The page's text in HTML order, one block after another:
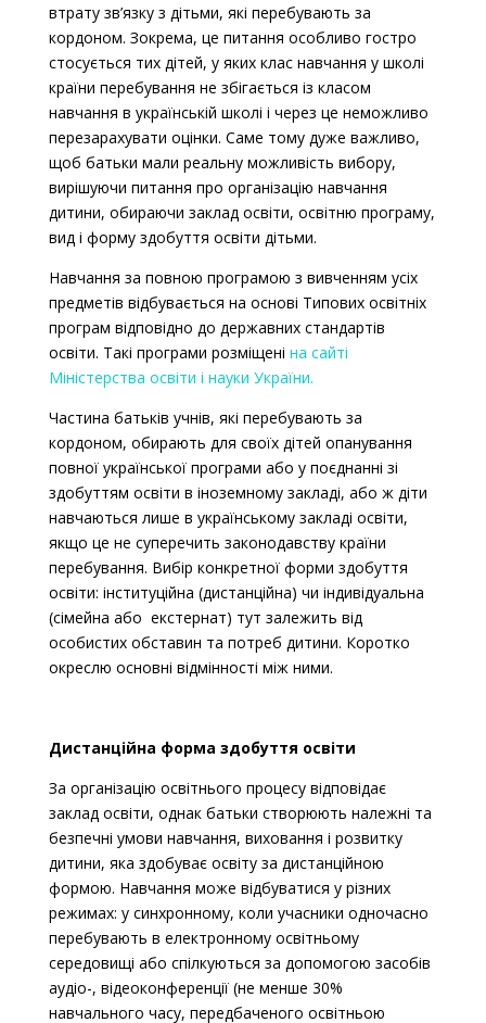
втрату зв’язку з дітьми, які перебувають за
кордоном. Зокрема, це питання особливо гостро
стосується тих дітей, у яких клас навчання у школі
країни перебування не збігається із класом
навчання в українській школі і через це неможливо
перезарахувати оцінки. Саме тому дуже важливо,
щоб батьки мали реальну можливість вибору,
вирішуючи питання про організацію навчання
дитини, обираючи заклад освіти, освітню програму,
вид і форму здобуття освіти дітьми.
Навчання за повною програмою з вивченням усіх
предметів відбувається на основі Типових освітніх
програм відповідно до державних стандартів
освіти. Такі програми розміщені на сайті
Міністерства освіти і науки України.
Частина батьків учнів, які перебувають за
кордоном, обирають для своїх дітей опанування
повної української програми або у поєднанні зі
здобуттям освіти в іноземному закладі, або ж діти
навчаються лише в українському закладі освіти,
якщо це не суперечить законодавству країни
перебування. Вибір конкретної форми здобуття
освіти: інституційна (дистанційна) чи індивідуальна
(сімейна або екстернат) тут залежить від
особистих обставин та потреб дитини. Коротко
окреслю основні відмінності між ними.
Дистанційна форма здобуття освіти
За організацію освітнього процесу відповідає
заклад освіти, однак батьки створюють належні та
безпечні умови навчання, виховання і розвитку
дитини, яка здобуває освіту за дистанційною
формою. Навчання може відбуватися у різних
режимах: у синхронному, коли учасники одночасно
перебувають в електронному освітньому
середовищі або спілкуються за допомогою засобів
аудіо-, відеоконференції (не менше 30%
навчального часу, передбаченого освітньою